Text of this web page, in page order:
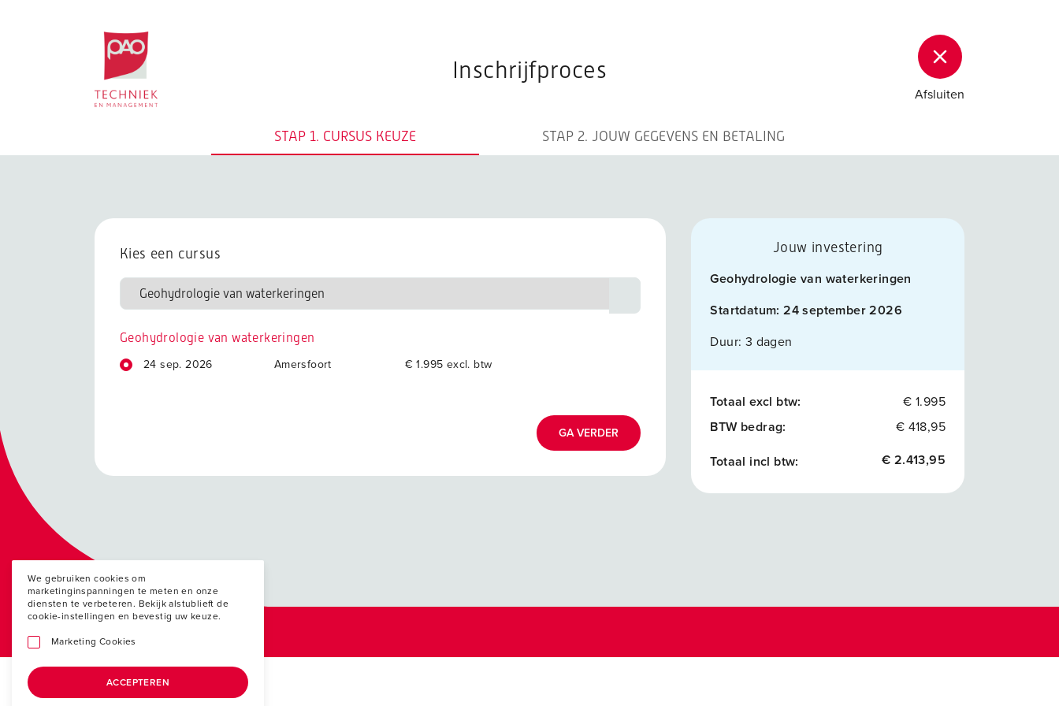
Postacademische cursussen, leergangen en opleidingen
Inschrijfproces
Afsluiten
STAP 1. CURSUS KEUZE STAP 2. JOUW GEGEVENS EN BETALING
Kies een cursus
Geohydrologie van waterkeringen
24 sep. 2026 Amersfoort € 1.995 excl. btw
GA VERDER
Jouw investering
Geohydrologie van waterkeringen
Startdatum:24 september 2026
Duur: 3 dagen
Totaal excl btw:
BTW bedrag:
Totaal incl btw:
€ 1.995
€ 418,95
€ 2.413,95
We gebruiken cookies om
marketinginspanningen te meten en onze
diensten te verbeteren. Bekijk alstublieft de
cookie-instellingen en bevestig uw keuze.
Marketing Cookies
ACCEPTEREN